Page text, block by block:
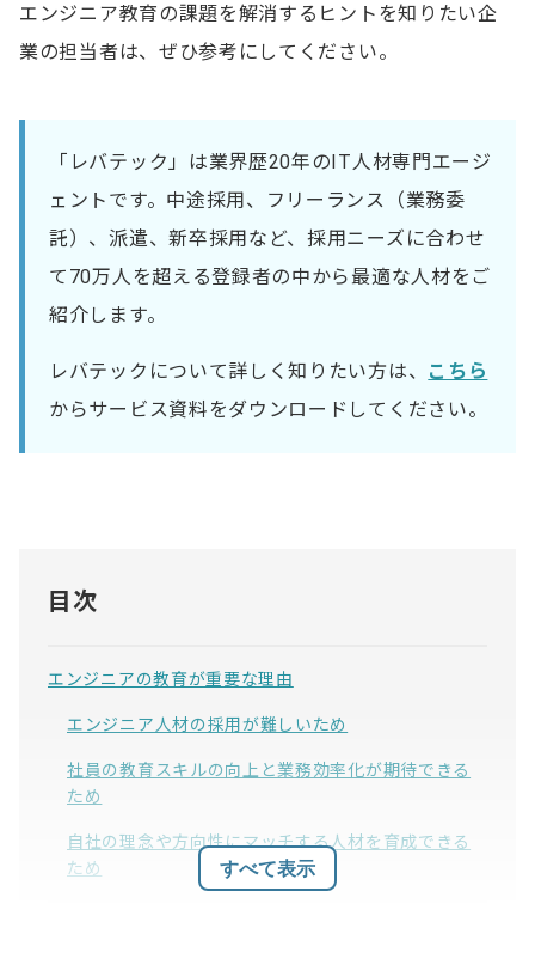
エンジニア教育の課題を解消するヒントを知りたい企
業の担当者は、ぜひ参考にしてください。
「レバテック」は業界歴20年のIT人材専門エージ
ェントです。中途採用、フリーランス（業務委
託）、派遣、新卒採用など、採用ニーズに合わせ
て70万人を超える登録者の中から最適な人材をご
紹介します。
レバテックについて詳しく知りたい方は、 こちら
からサービス資料をダウンロードしてください。
目次
エンジニアの教育が重要な理由
エンジニア人材の採用が難しいため
社員の教育スキルの向上と業務効率化が期待できる
ため
自社の理念や方向性にマッチする人材を育成できる
ため
すべて表示